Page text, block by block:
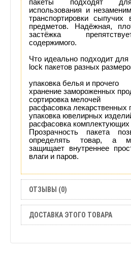
пакеты подходят для
использования и
транспортировки
предметов. Надёжная,
застёжка
содержимого.
Что идеально подходит для
lock пакетов разных
упаковка белья и прочего
хранение замороженных
сортировка мелочей
расфасовка лекарственных
упаковка ювелирных
расфасовка комплектующих
Прозрачность пакета
определять товар, а
защищает внутреннее
влаги и паров.
ОТЗЫВЫ (0)
ДОСТАВКА ЭТОГО ТОВАРА